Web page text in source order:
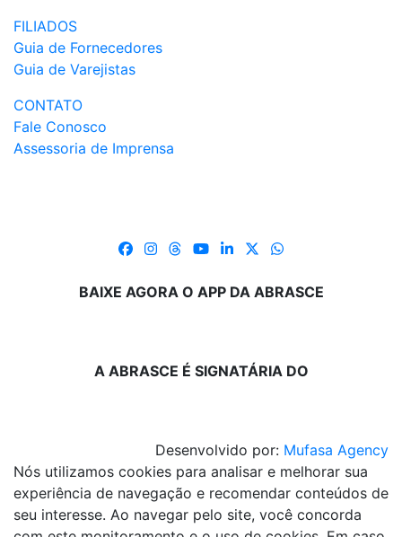
FILIADOS
Guia de Fornecedores
Guia de Varejistas
CONTATO
Fale Conosco
Assessoria de Imprensa
BAIXE AGORA O APP DA ABRASCE
A ABRASCE É SIGNATÁRIA DO
Desenvolvido por: Mufasa Agency
Nós utilizamos cookies para analisar e melhorar sua
experiência de navegação e recomendar conteúdos de
seu interesse. Ao navegar pelo site, você concorda